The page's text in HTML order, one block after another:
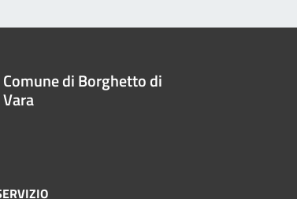
Comune di Borghetto di
Vara